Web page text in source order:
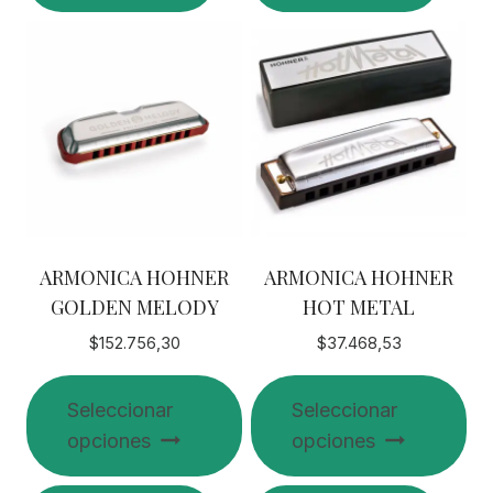
tiene
opciones
la
página
producto
tiene
múltiples
variantes.
Las
opciones
se
pueden
la
página
producto
ARMONICA HOHNER
GOLDEN MELODY
$152.756,30
Seleccionar
opciones
ARMONICA HOHNER
HOT METAL
$37.468,53
Seleccionar
opciones